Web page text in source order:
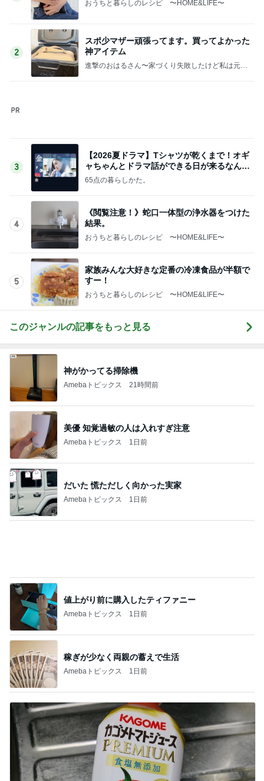
進撃のおはるさん〜家づくり失敗したけど私は元気
3
4
《閲覧注意！》蛇口一体型の浄水器をつけた
結果。
おうちと暮らしのレシピ 〜HOME&LIFE〜
5
家族みんな大好きな定番の冷凍食品が半額で
すー！
おうちと暮らしのレシピ 〜HOME&LIFE〜
このジャンルの記事をもっと見る
Amebaトピックス 21時間前
美優 知覚過敏の人は入れすぎ注意
Amebaトピックス 1日前
だいた 慌ただしく向かった実家
Amebaトピックス 1日前
稼ぎが少なく両親の蓄えで生活
Amebaトピックス 1日前